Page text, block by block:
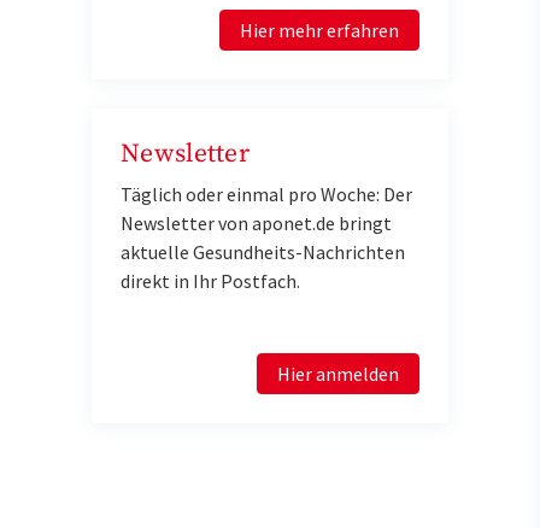
Hier mehr erfahren
Newsletter
Täglich oder einmal pro Woche: Der
Newsletter von aponet.de bringt
aktuelle Gesundheits-Nachrichten
direkt in Ihr Postfach.
Hier anmelden